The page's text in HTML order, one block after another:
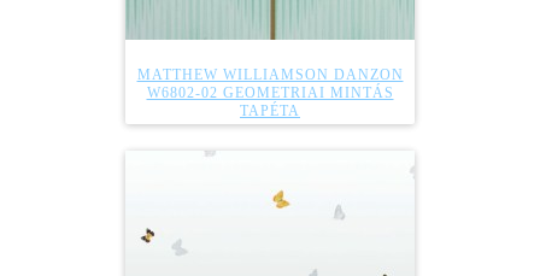
MATTHEW WILLIAMSON DANZON
W6802-02 GEOMETRIAI MINTÁS
TAPÉTA